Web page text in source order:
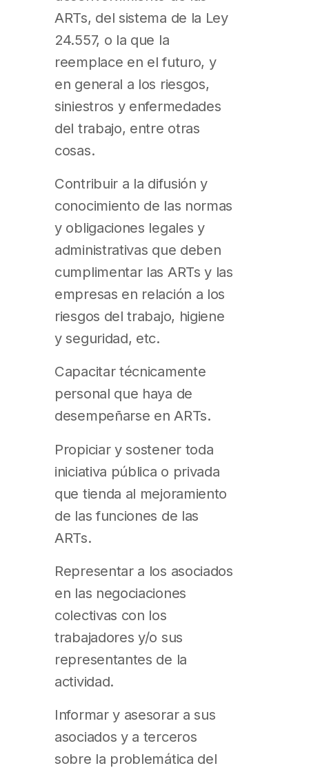
ARTs, del sistema de la Ley
24.557, o la que la
reemplace en el futuro, y
en general a los riesgos,
siniestros y enfermedades
del trabajo, entre otras
cosas.
Contribuir a la difusión y
conocimiento de las normas
y obligaciones legales y
administrativas que deben
cumplimentar las ARTs y las
empresas en relación a los
riesgos del trabajo, higiene
y seguridad, etc.
Capacitar técnicamente
personal que haya de
desempeñarse en ARTs.
Propiciar y sostener toda
iniciativa pública o privada
que tienda al mejoramiento
de las funciones de las
ARTs.
Representar a los asociados
en las negociaciones
colectivas con los
trabajadores y/o sus
representantes de la
actividad.
Informar y asesorar a sus
asociados y a terceros
sobre la problemática del